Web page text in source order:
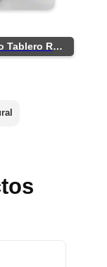
Barra Desayunadora Móvil Con Pino Tablero Rústico